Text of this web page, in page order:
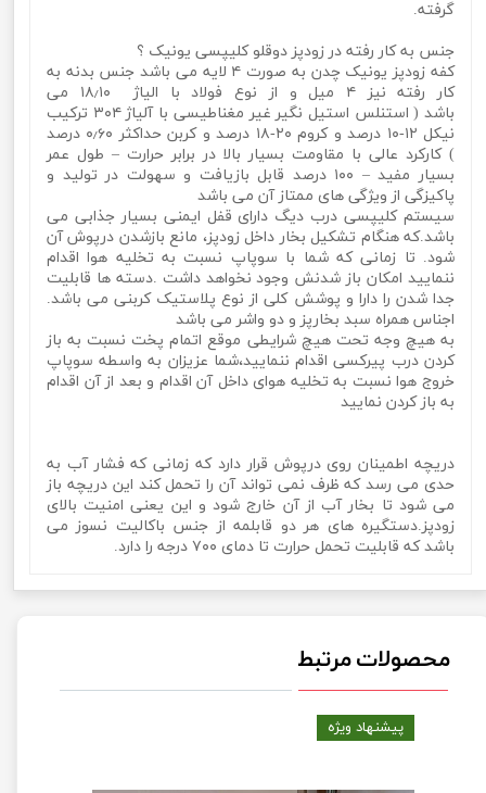
گرفته.
جنس به کار رفته در زودپز دوقلو کلیپسی یونیک ؟
کفه زودپز یونیک چدن به صورت ۴ لایه می باشد جنس بدنه به
کار رفته نیز ۴ میل و از نوع فولاد با الیاژ ۱۸٫۱۰ می
باشد ( استنلس استیل نگیر غیر مغناطیسی با آلیاژ ۳۰۴ ترکیب
نیکل ۱۲-۱۰ درصد و کروم ۲۰-۱۸ درصد و کربن حداکثر ۰٫۶۰ درصد
) کارکرد عالی با مقاومت بسیار بالا در برابر حرارت – طول عمر
بسیار مفید – ۱۰۰ درصد قابل بازیافت و سهولت در تولید و
پاکیزگی از ویژگی های ممتاز آن می باشد
سیستم کلیپسی درب دیگ دارای قفل ایمنی بسیار جذابی می
باشد.که هنگام تشکیل بخار داخل زودپز، مانع بازشدن درپوش آن
شود. تا زمانی که شما با سوپاپ نسبت به تخلیه هوا اقدام
ننمایید امکان باز شدنش وجود نخواهد داشت .دسته ها قابلیت
جدا شدن را دارا و پوشش کلی از نوع پلاستیک کربنی می باشد.
اجناس همراه سبد بخارپز و دو واشر می باشد
به هیچ وجه تحت هیچ شرایطی موقع اتمام پخت نسبت به باز
کردن درب پیرکسی اقدام ننمایید،شما عزیزان به واسطه سوپاپ
خروج هوا نسبت به تخلیه هوای داخل آن اقدام و بعد از آن اقدام
به باز کردن نمایید
دریچه اطمینان روی درپوش قرار دارد که زمانی که فشار آب به
حدی می رسد که ظرف نمی تواند آن را تحمل کند این دریچه باز
می شود تا بخار آب از آن خارج شود و این یعنی امنیت بالای
زودپز.دستگیره های هر دو قابلمه از جنس باکالیت نسوز می
باشد که قابلیت تحمل حرارت تا دمای ۷۰۰ درجه را دارد.
محصولات مرتبط
پیشنهاد ویژه